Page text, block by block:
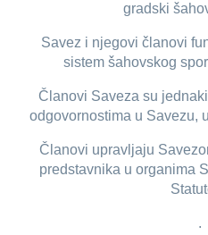
gradski
Savez i njegovi članovi
sistem šahovskog
Članovi Saveza su
odgovornostima u Savezu,
Članovi upravljaju
predstavnika u organima
.